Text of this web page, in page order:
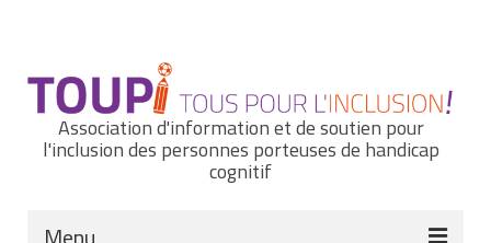
Association d'information et de soutien pour
l'inclusion des personnes porteuses de handicap
cognitif